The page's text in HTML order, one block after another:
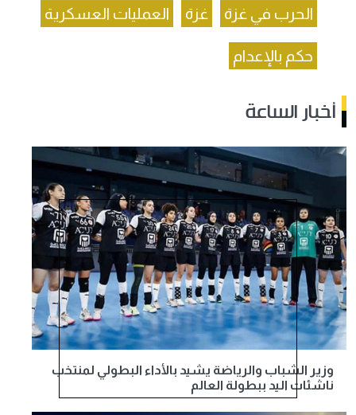
الحرب في غزة غزة العمليات العسكرية
حكم بالإعدام
أخبار الساعة
وزير الشباب والرياضة يشيد بالأداء البطولي لمنتخب
ناشئات اليد ببطولة العالم